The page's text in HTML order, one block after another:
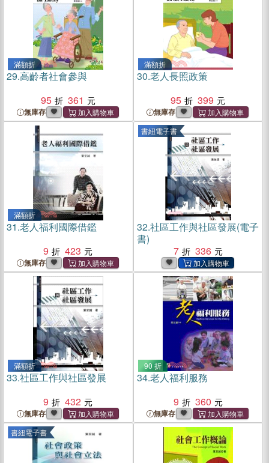
滿額折
29.高齡者社會參與
95
361
無庫存
滿額折
30.老人長照政策
95
399
無庫存
滿額折
31.老人福利國際借鑑
9
423
無庫存
書紐電子書
32.社區工作與社區發展(電子
書)
7
336
滿額折
33.社區工作與社區發展
9
432
無庫存
90 折
34.老人福利服務
9
360
無庫存
書紐電子書